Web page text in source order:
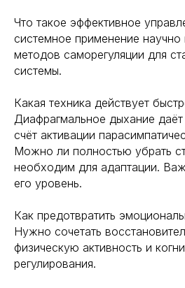
Что такое эффективное
системное применение
методов саморегуляции для
системы.
Какая техника действует
Диафрагмальное дыхание
счёт активации
Можно ли полностью убрать
необходим для адаптации.
его уровень.
Как предотвратить
Нужно сочетать
физическую активность и
регулирования.